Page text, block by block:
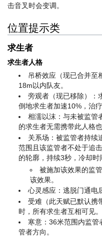
击音叉时会变调。
位置提示类
求生者
求生者人格
吊桥效应（现已合并至
18m以内队友。
旁观者（现已移除）：
倒地求生者加速10%，治
相濡以沫：与未被监管
的求生者无需携带此人格
关系场：被监管者持续
范围且该监管者不处于追
的轮廓，持续3秒，冷却时
被施加该效果的监
该效果。
心灵感应：逃脱门通电
受难（此天赋已默认携
时，所有求生者互相可见。
寒意：36米范围内监
管者方向。